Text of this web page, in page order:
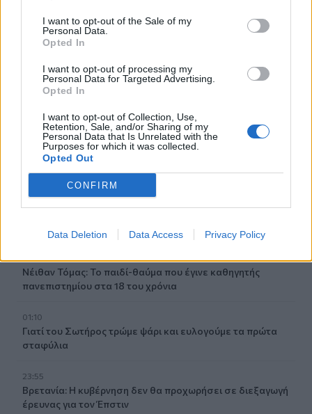
I want to opt-out of the Sale of my
Personal Data.
Opted In
I want to opt-out of processing my
Personal Data for Targeted Advertising.
Opted In
I want to opt-out of Collection, Use,
Retention, Sale, and/or Sharing of my
Personal Data that Is Unrelated with the
Purposes for which it was collected.
Opted Out
CONFIRM
Data Deletion Data Access Privacy Policy
Λασίθι: Μεγάλη φωτιά στο Καρύδι Σητείας - Μήνυμα από
το 112
Σαλάτα καπρέζε
04:14
του συζύγου της, Μπένι Μπλάνκο
03:33
Τι συμβαίνει τις μέρες ακριβώς πριν το εγκεφαλικό
02:07
Νέιθαν Τόμας: Το παιδί-θαύμα που έγινε καθηγητής
πανεπιστημίου στα 18 του χρόνια
01:10
Γιατί του Σωτήρος τρώμε ψάρι και ευλογούμε τα πρώτα
σταφύλια
23:55
Βρετανία: Η κυβέρνηση δεν θα προχωρήσει σε διεξαγωγή
έρευνας για τον Έπστιν